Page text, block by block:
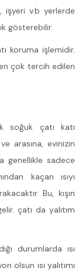
işyeri v.b yerlerde
gösterebilir.
koruma işlemidir.
en çok tercih edilen
soğuk çatı katı
arasına, evinizin
genellikle sadece
kaçan ısıyı
Bu, kışın
çatı da yalıtım
durumlarda ısı
olsun ısı yalıtımı